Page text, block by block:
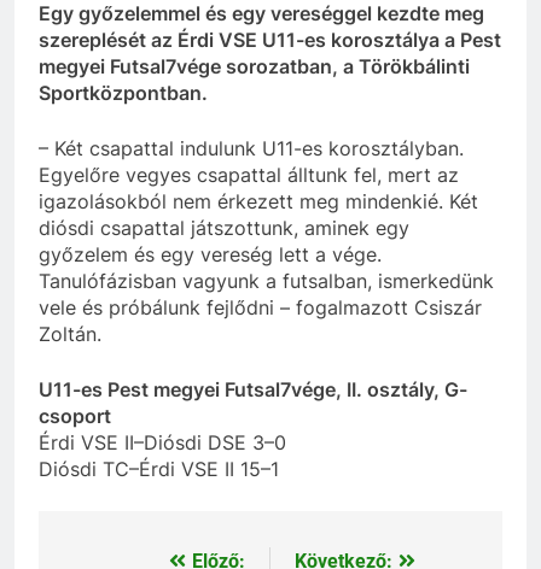
Egy győzelemmel és egy vereséggel kezdte meg
szereplését az Érdi VSE U11-es korosztálya a Pest
megyei Futsal7vége sorozatban, a Törökbálinti
Sportközpontban.
– Két csapattal indulunk U11-es korosztályban.
Egyelőre vegyes csapattal álltunk fel, mert az
igazolásokból nem érkezett meg mindenkié. Két
diósdi csapattal játszottunk, aminek egy
győzelem és egy vereség lett a vége.
Tanulófázisban vagyunk a futsalban, ismerkedünk
vele és próbálunk fejlődni – fogalmazott Csiszár
Zoltán.
U11-es Pest megyei Futsal7vége, II. osztály, G-
csoport
Érdi VSE II–Diósdi DSE 3–0
Diósdi TC–Érdi VSE II 15–1
Előző:
Következő: